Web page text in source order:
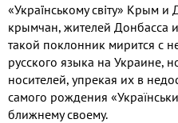
«Українському свiту» Крым и
крымчан, жителей Донбасса
такой поклонник мирится с
русского языка на Украине,
носителей, упрекая их в
самого рождения
ближнему своему.